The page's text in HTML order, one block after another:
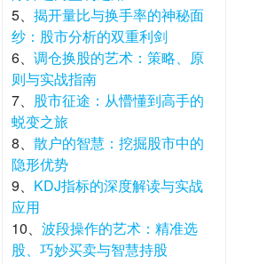
5、 揭开量比与换手率的神秘面
纱：股市分析的双重利剑
6、 调仓换股的艺术：策略、原
则与实战指南
7、 股市征途：从懵懂到高手的
蜕变之旅
8、 散户的智慧：挖掘股市中的
隐形优势
9、 KDJ指标的深度解读与实战
应用
10、 波段操作的艺术：精准选
股、巧妙买卖与智慧持股